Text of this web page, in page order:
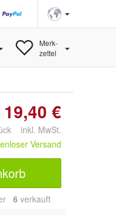
Merk-
zettel
19,40 €
inkl. MwSt.
Versand
6 verkauft